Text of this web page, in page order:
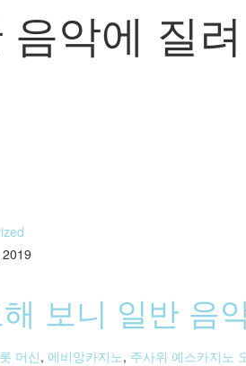
악에 질
보니 일반 음
머신, 에비앙카지노, 주사위 예스카지노